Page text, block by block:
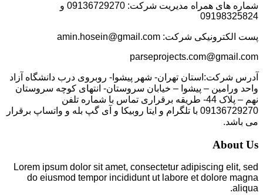
شماره های همراه مدیریت شرکت: 09136729270 و
09198325824
پست الکترونیکی شرکت: amin.hosein@gmail.com
parseprojects.com@gmail.com
آدرس شرکت:استان تهران- شهر پیشوا- روبروی درب دانشگاه آزاد
واحد ورامین – پیشوا – خیابان سروستان- انتهای کوچه سروستان
نهم – پلاک 44- طریقه برقراری تماس با شماره تلفن
09136729270 با تلگرام و ایتا روبیکا و آی گپ بله و واتساپ برقرار
می باشد.
About Us
Lorem ipsum dolor sit amet, consectetur adipiscing elit, sed
do eiusmod tempor incididunt ut labore et dolore magna
aliqua.